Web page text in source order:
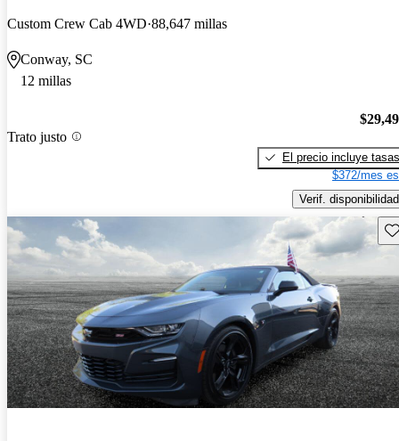
Custom Crew Cab 4WD 88,647 millas
Conway, SC
12 millas
Trato justo
El precio incluye tasas
$372/mes
Verif. disponibilidad